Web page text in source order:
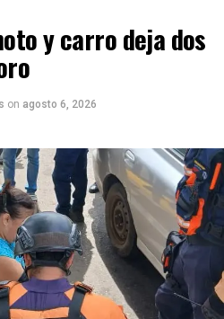
y carro deja dos
on agosto 6, 2026